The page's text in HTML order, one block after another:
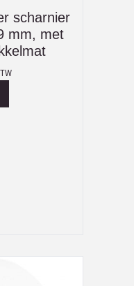
scharnier
mm, met